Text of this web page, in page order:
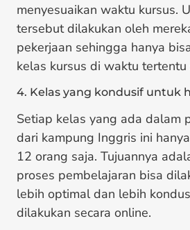
menyesuaikan waktu kursus.
tersebut dilakukan oleh
pekerjaan sehingga hanya
kelas kursus di waktu tertentu
4. Kelas yang kondusif untuk
Setiap kelas yang ada dalam
dari kampung Inggris ini
12 orang saja. Tujuannya
proses pembelajaran bisa
lebih optimal dan lebih
dilakukan secara online.